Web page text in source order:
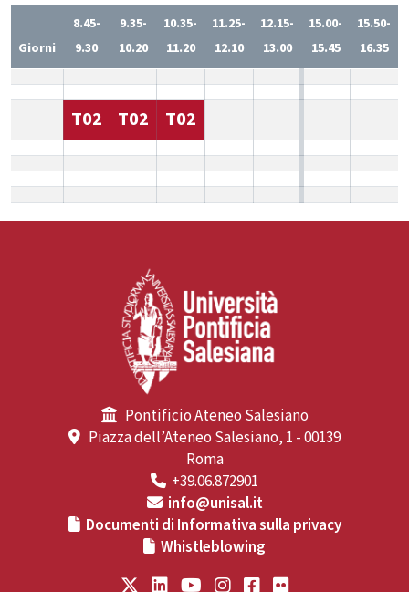
Giorni
8.45-
9.30
9.35-
10.20
10.35-
11.20
11.25-
12.10
12.15-
13.00
15.00-
15.45
15.50-
16.35
T02 T02 T02
Pontificio Ateneo Salesiano
Piazza dell’Ateneo Salesiano, 1 - 00139
Roma
+39.06.872901
info@unisal.it
Documenti di Informativa sulla privacy
Whistleblowing